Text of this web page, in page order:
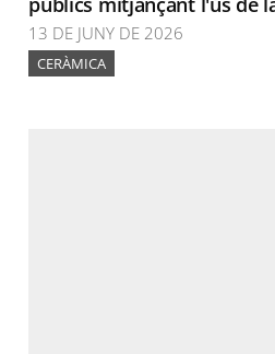
13 DE JUNY DE 2026
CERÀMICA